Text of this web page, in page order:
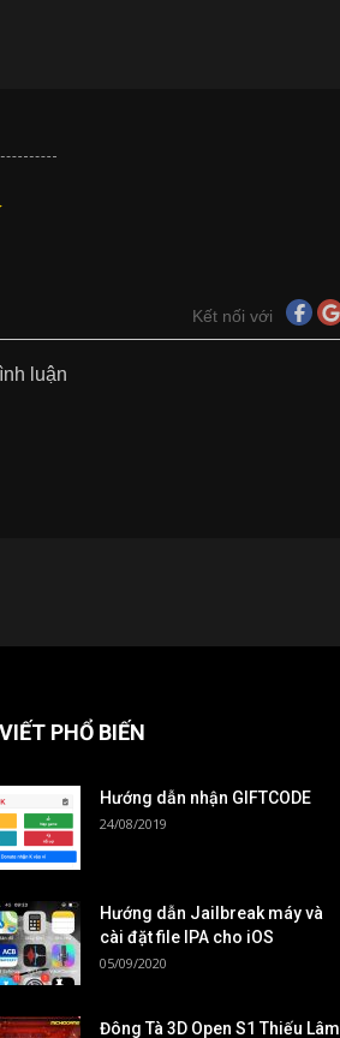
Kết nối với
luận
PHỔ BIẾN
Hướng dẫn nhận GIFTCODE
24/08/2019
Hướng dẫn Jailbreak máy và
cài đặt file IPA cho iOS
05/09/2020
Đông Tà 3D Open S1 Thiếu Lâm